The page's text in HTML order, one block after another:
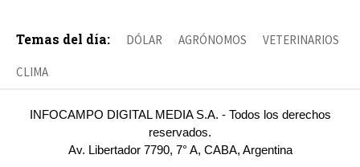
Temas del día: DÓLAR AGRÓNOMOS VETERINARIOS
CLIMA
INFOCAMPO DIGITAL MEDIA S.A. - Todos los derechos
reservados.
Av. Libertador 7790, 7° A, CABA, Argentina